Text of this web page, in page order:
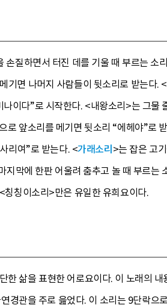
질하면서 터진 데를 기울 때 부르는 소
기면 나머지 사람들이 뒷소리로 받는다.
이다”로 시작한다. <내왕소리>는 그
앞소리를 메기면 뒷소리 “에헤야”로
리여”로 받는다. <가래소리>는 잡은 고
막에 한판 어울려 춤추고 놀 때 부르
칭칭이소리>만은 유일한 유희요이다.
한 삶을 표현한 어로요이다. 이 노래의
경관을 주로 읊었다. 이 소리는 9단락으